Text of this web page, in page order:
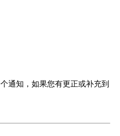
通知，如果您有更正或补充到